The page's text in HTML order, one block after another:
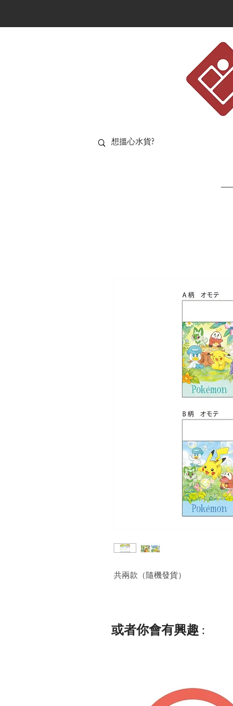
共兩款（隨機發貨）
或者你會有興趣 :